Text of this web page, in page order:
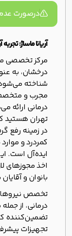
درصورت عدم
آریانا ماساژ:
مرکز تخصصی
درخشان، به
شناخته
مجرب و
درمانی ارائه
تهران هستید
در زمینه رفع
کمردرد و
اخذ مجوزهای
بانوان و
تخصص نیروهای
درمانی، از
تضمین‌کننده
تجهیزات